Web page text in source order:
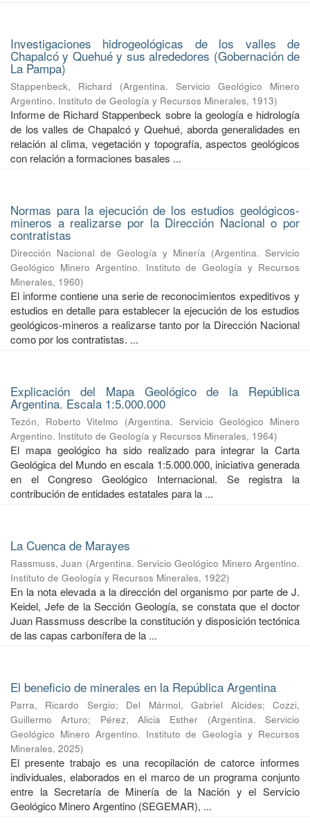
Investigaciones hidrogeológicas de los valles de
Chapalcó y Quehué y sus alrededores (Gobernación de
La Pampa)
Stappenbeck, Richard (Argentina. Servicio Geológico Minero
Argentino. Instituto de Geología y Recursos Minerales, 1913)
Informe de Richard Stappenbeck sobre la geología e hidrología
de los valles de Chapalcó y Quehué, aborda generalidades en
relación al clima, vegetación y topografía, aspectos geológicos
con relación a formaciones basales ...
Normas para la ejecución de los estudios geológicos-
mineros a realizarse por la Dirección Nacional o por
contratistas
Dirección Nacional de Geología y Minería (Argentina. Servicio
Geológico Minero Argentino. Instituto de Geología y Recursos
Minerales, 1960)
El informe contiene una serie de reconocimientos expeditivos y
estudios en detalle para establecer la ejecución de los estudios
geológicos-mineros a realizarse tanto por la Dirección Nacional
como por los contratistas. ...
Explicación del Mapa Geológico de la República
Argentina. Escala 1:5.000.000
Tezón, Roberto Vitelmo (Argentina. Servicio Geológico Minero
Argentino. Instituto de Geología y Recursos Minerales, 1964)
El mapa geológico ha sido realizado para integrar la Carta
Geológica del Mundo en escala 1:5.000.000, iniciativa generada
en el Congreso Geológico Internacional. Se registra la
contribución de entidades estatales para la ...
La Cuenca de Marayes
Rassmuss, Juan (Argentina. Servicio Geológico Minero Argentino.
Instituto de Geología y Recursos Minerales, 1922)
En la nota elevada a la dirección del organismo por parte de J.
Keidel, Jefe de la Sección Geología, se constata que el doctor
Juan Rassmuss describe la constitución y disposición tectónica
de las capas carbonífera de la ...
El beneficio de minerales en la República Argentina
Parra, Ricardo Sergio; Del Mármol, Gabriel Alcides;Cozzi,
Guillermo Arturo; Pérez, Alicia Esther (Argentina. Servicio
Geológico Minero Argentino. Instituto de Geología y Recursos
Minerales, 2025)
El presente trabajo es una recopilación de catorce informes
individuales, elaborados en el marco de un programa conjunto
entre la Secretaría de Minería de la Nación y el Servicio
Geológico Minero Argentino (SEGEMAR), ...